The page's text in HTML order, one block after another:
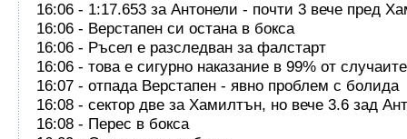
16:06 - 1:17.653 за Антонели - почти 3 вече пред
16:06 - Верстапен си остана в бокса
16:06 - Ръсел е разследван за фалстарт
16:06 - това е сигурно наказание в 99% от случаите
16:07 - отпада Верстапен - явно проблем с болида
16:08 - сектор две за Хамилтън, но вече 3.6 зад
16:08 - Перес в бокса